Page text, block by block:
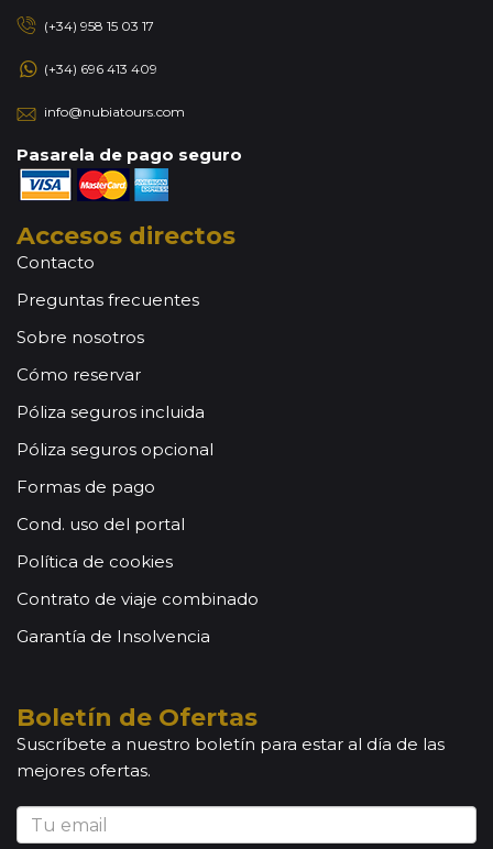
(+34) 958 15 03 17
(+34) 696 413 409
info@nubiatours.com
Pasarela de pago seguro
Accesos directos
Contacto
Preguntas frecuentes
Sobre nosotros
Cómo reservar
Póliza seguros incluida
Póliza seguros opcional
Formas de pago
Cond. uso del portal
Política de cookies
Contrato de viaje combinado
Garantía de Insolvencia
Boletín de Ofertas
Suscríbete a nuestro boletín para estar al día de las
mejores ofertas.